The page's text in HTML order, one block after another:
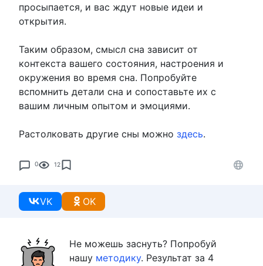
просыпается, и вас ждут новые идеи и
открытия.
Таким образом, смысл сна зависит от
контекста вашего состояния, настроения и
окружения во время сна. Попробуйте
вспомнить детали сна и сопоставьте их с
вашим личным опытом и эмоциями.
Растолковать другие сны можно здесь.
0 12
VK OK
Не можешь заснуть? Попробуй
нашу методику. Результат за 4